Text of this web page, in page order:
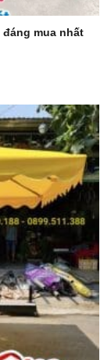
đáng mua nhất